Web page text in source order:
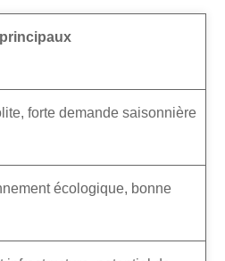
forte demande saisonnière
écologique, bonne